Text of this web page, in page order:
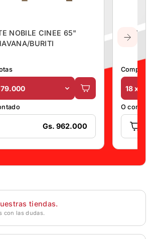
NOBILE CINEE 65"
BURITI
79.000
Gs. 962.000
Comprá
18 x
O comprá
tiendas.
con las dudas.